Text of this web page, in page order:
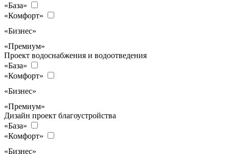
«База»
«Комфорт»
«Бизнес»
«Премиум»
Проект водоснабжения и водоотведения
«База»
«Комфорт»
«Бизнес»
«Премиум»
Дизайн проект благоустройства
«База»
«Комфорт»
«Бизнес»